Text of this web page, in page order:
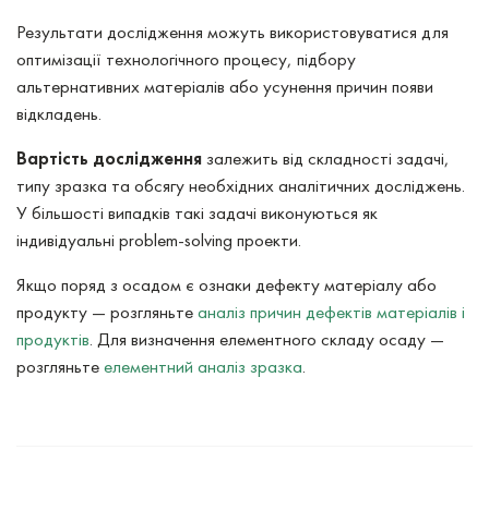
Результати дослідження можуть використовуватися для
оптимізації технологічного процесу, підбору
альтернативних матеріалів або усунення причин появи
відкладень.
Вартість дослідженнязалежить від складності задачі,
типу зразка та обсягу необхідних аналітичних досліджень.
У більшості випадків такі задачі виконуються як
індивідуальні problem-solving проекти.
Якщо поряд з осадом є ознаки дефекту матеріалу або
продукту — розгляньтеаналіз причин дефектів матеріалів і
продуктів. Для визначення елементного складу осаду —
розгляньтеелементний аналіз зразка.